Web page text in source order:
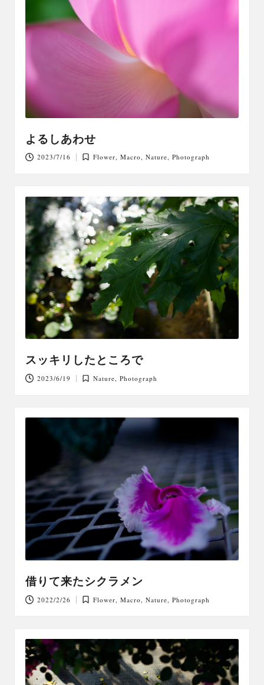
よるしあわせ
2023/7/16
Posted
Flower,Macro,Nature,Photograph
スッキリしたところで
2023/6/19
Posted
Nature ,Photograph
借りて来たシクラメン
2022/2/26
Posted
Flower ,Macro ,Nature ,Photograph